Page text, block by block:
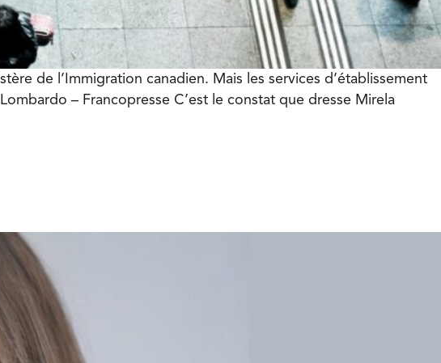
de l’Immigration canadien. Mais les services d’établissement
– Francopresse C’est le constat que dresse Mirela